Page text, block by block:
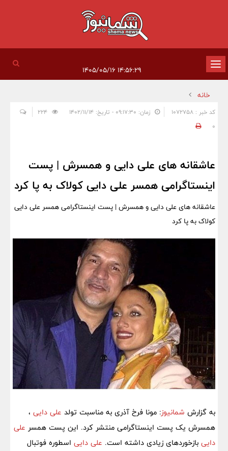
تغییر
وضعیت
ناوبری
خانه
کد خبر : 1072758 زمان: ۰۹:۱۷:۳۰ - تاریخ: ۱۴۰۲/۱۱/۱۴
0
عاشقانه های علی دایی و همسرش | پست
اینستاگرامی همسر علی دایی کولاک به پا کرد
عاشقانه های علی دایی و همسرش | پست اینستاگرامی همسر علی دایی
کولاک به پا کرد
به گزارش شمانیوز: مونا فرخ آذری به مناسبت تولد علی دایی ،
همسرش یک پست اینستاگرامی منتشر کرد. این پست همسر علی
دایی بازخوردهای زیادی داشته است. علی دایی اسطوره فوتبال